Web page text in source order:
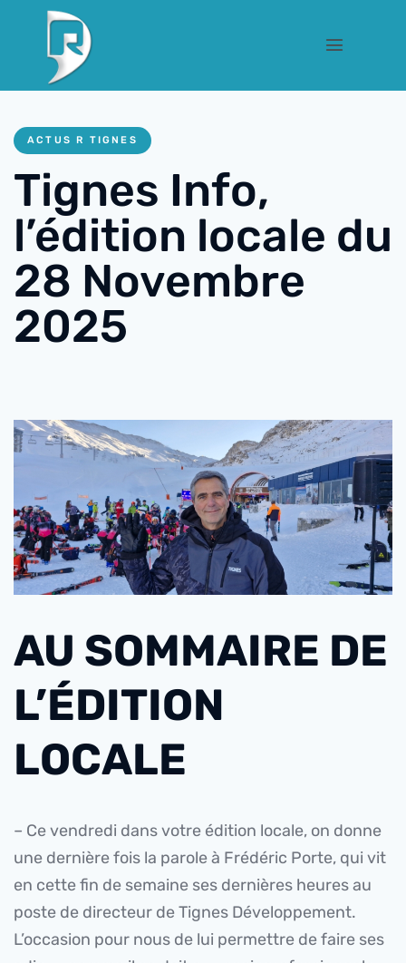
ACTUS R TIGNES
Tignes Info,
l’édition locale du
28 Novembre
2025
AU SOMMAIRE DE
L’ÉDITION
LOCALE
– Ce vendredi dans votre édition locale, on donne
une dernière fois la parole à Frédéric Porte, qui vit
en cette fin de semaine ses dernières heures au
poste de directeur de Tignes Développement.
L’occasion pour nous de lui permettre de faire ses